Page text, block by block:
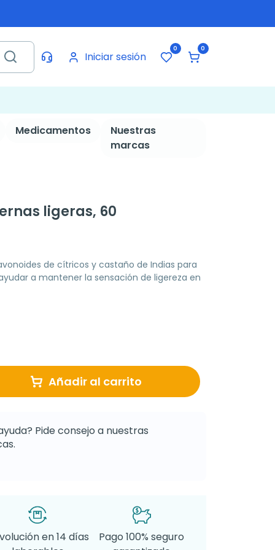
Iniciar sesión
0 0
Medicamentos
Nuestras
marcas
ligeras, 60
de cítricos y castaño de Indias para
a mantener la sensación de ligereza en
Añadir al carrito
Pide consejo a nuestras
en 14 días
Pago 100% seguro